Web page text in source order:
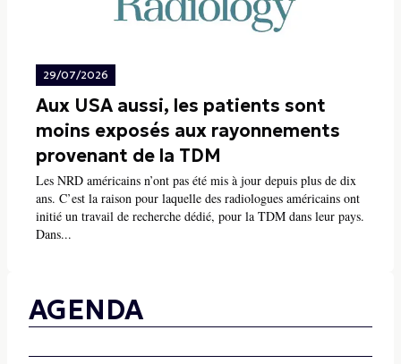
29/07/2026
Aux USA aussi, les patients sont
moins exposés aux rayonnements
provenant de la TDM
Les NRD américains n’ont pas été mis à jour depuis plus de dix
ans. C’est la raison pour laquelle des radiologues américains ont
initié un travail de recherche dédié, pour la TDM dans leur pays.
Dans...
AGENDA